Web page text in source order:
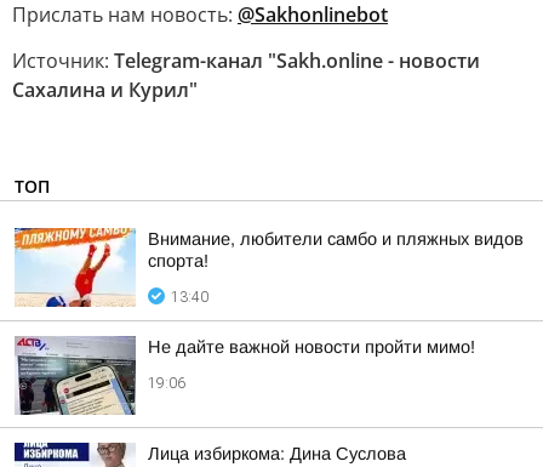
Прислать нам новость: @Sakhonlinebot
Источник: Telegram-канал "Sakh.online - новости
Сахалина и Курил"
ТОП
Внимание, любители самбо и пляжных видов
спорта!
13:40
Не дайте важной новости пройти мимо!
19:06
Лица избиркома: Дина Суслова